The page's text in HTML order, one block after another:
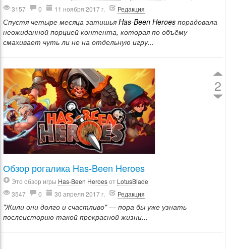
3157
0 11 ноября 2017 г. Редакция
Спустя четыре месяца затишья Has-Been Heroes порадовала
неожиданной порцией контента, которая по объёму
смахивает чуть ли не на отдельную игру...
2
Обзор рогалика Has-Been Heroes
Это обзор игры Has-Been Heroesот LotusBlade
3547
0 30 апреля 2017 г. Редакция
"Жили они долго и счастливо" — пора бы уже узнать
послеисторию такой прекрасной жизни...